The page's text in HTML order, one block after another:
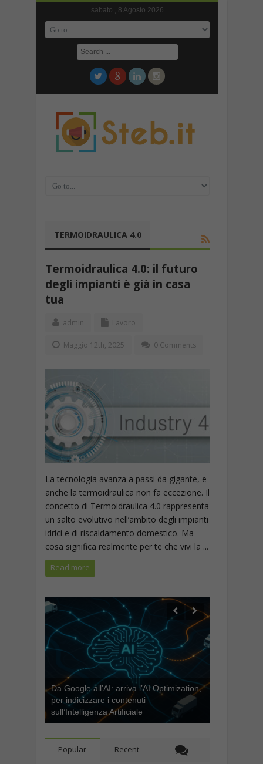
sabato , 8 Agosto 2026
TERMOIDRAULICA 4.0
Termoidraulica 4.0: il futuro
degli impianti è già in casa
tua
admin Lavoro
Maggio 12th, 2025 0 Comments
La tecnologia avanza a passi da gigante, e
anche la termoidraulica non fa eccezione. Il
concetto di Termoidraulica 4.0 rappresenta
un salto evolutivo nell’ambito degli impianti
idrici e di riscaldamento domestico. Ma
cosa significa realmente per te che vivi la ...
Read more
Da Google all’AI: arriva l’AI Optimization,
per indicizzare i contenuti
sull’Intelligenza Artificiale
Popular Recent